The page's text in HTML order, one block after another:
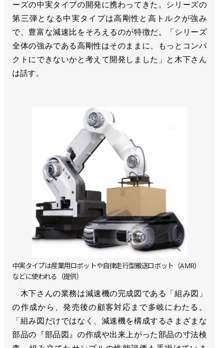
ーズの中実タイプの開発に携わってきた。シリーズの
第三弾となる中実タイプは高剛性と高トルクが強み
で、豊富な減速比をそろえるのが特徴だ。「シリーズ
全体の強みである高剛性はそのままに、もっとコンパ
クトにできないかと考えて開発しました」と木下さん
は話す。
中実タイプは産業用ロボットや自律走行型搬送ロボット（AMR）
などに使われる（提供）
木下さんの業務は減速機の完成図である「組み図」
の作成から、発売後の顧客対応まで多岐にわたる。
「組み図だけではなく、減速機を構成するさまざまな
部品の『部品図』の作成や出来上がった部品の寸法検